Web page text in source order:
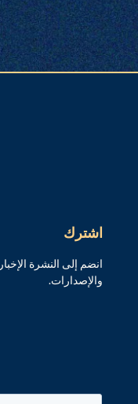
اشترك
انضم إلى النشرة
والإصدارات.